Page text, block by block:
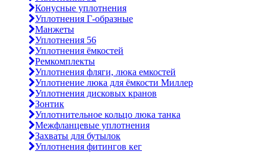
Конусные уплотнения
Уплотнения Г-образные
Манжеты
Уплотнения 56
Уплотнения ёмкостей
Ремкомплекты
Уплотнения фляги, люка емкостей
Уплотнение люка для ёмкости Миллер
Уплотнения дисковых кранов
Зонтик
Уплотнительное кольцо люка танка
Межфланцевые уплотнения
Захваты для бутылок
Уплотнения фитингов кег